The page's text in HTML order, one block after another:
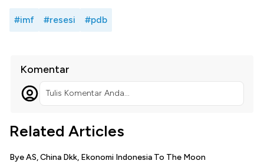
#imf #resesi #pdb
Komentar
Tulis Komentar Anda...
Related Articles
Bye AS, China Dkk, Ekonomi Indonesia To The Moon